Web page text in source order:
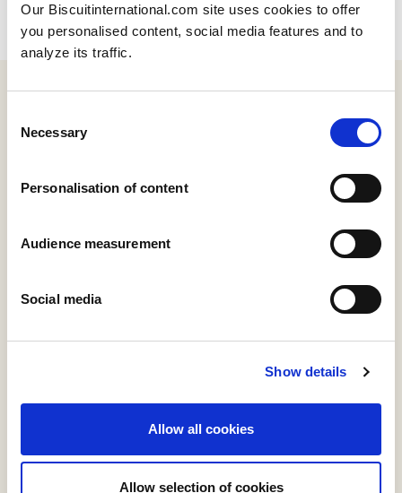
Our Biscuitinternational.com site uses cookies to offer
you personalised content, social media features and to
analyze its traffic.
Selection
Necessary
Personalisation of content
Audience measurement
Social media
Show details
Allow all cookies
Allow selection of cookies
Informacje ogólne